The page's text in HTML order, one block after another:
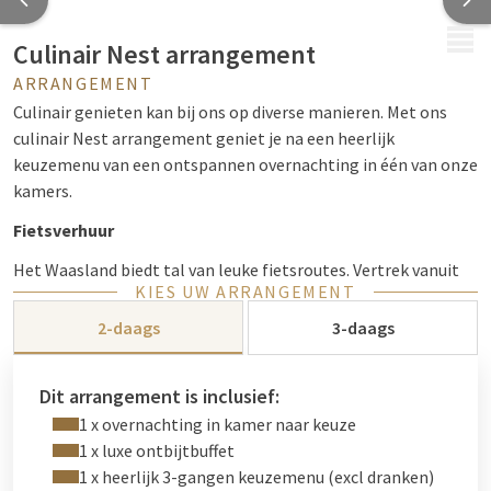
Culinair Nest arrangement
ARRANGEMENT
Culinair genieten kan bij ons op diverse manieren. Met ons
culinair Nest arrangement geniet je na een heerlijk
keuzemenu van een ontspannen overnachting in één van onze
kamers.
Fietsverhuur
Het Waasland biedt tal van leuke fietsroutes. Vertrek vanuit
Hotel Beveren en volg de knooppunten voor een heerlijke
fietstocht. Je kunt je eigen fiets gebruiken, en elektrische
fietsen kunnen bij ons worden opgeladen. Of maak gebruik
dag kun je genieten van een comfortabele fiets. We verhuren
ook elektrische fietsen voor €30,00 per persoon per dag. Er
wordt een borg van €50,00 per fiets gevraagd. Ontdek de
fietsroutes uit de buurthier.
KIES UW ARRANGEMENT
2-daags
3-daags
Dit arrangement is inclusief:
1 x overnachting in kamer naar keuze
1 x luxe ontbijtbuffet
1 x heerlijk 3-gangen keuzemenu (excl dranken)